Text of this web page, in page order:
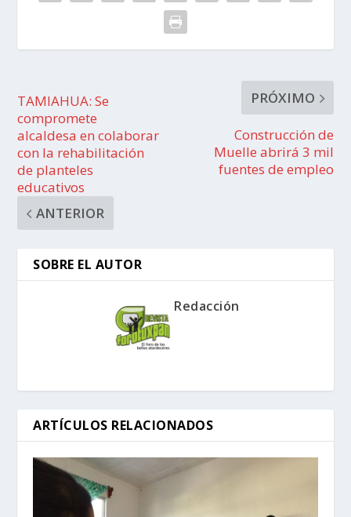
TAMIAHUA: Se
compromete
alcaldesa en colaborar
con la rehabilitación
de planteles
educativos
ANTERIOR
PRÓXIMO
Construcción de
Muelle abrirá 3 mil
fuentes de empleo
SOBRE EL AUTOR
Redacción
ARTÍCULOS RELACIONADOS